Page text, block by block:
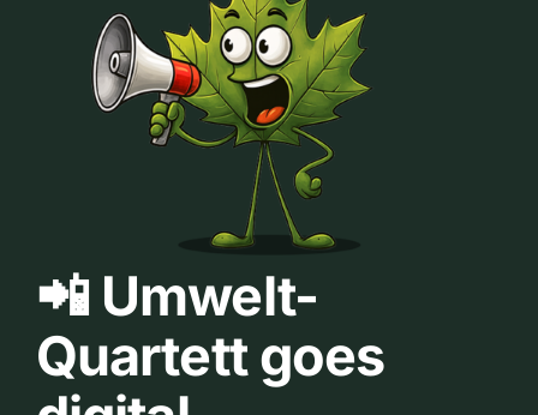
📲 Umwelt-
Quartett goes